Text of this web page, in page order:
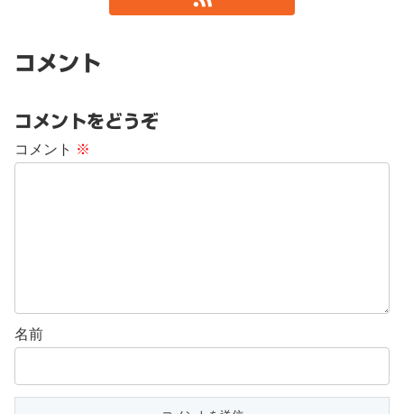
コメント
コメントをどうぞ
コメント ※
名前